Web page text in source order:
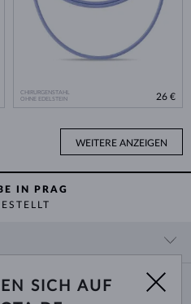
CHIRURGENSTAHL
OHNE EDELSTEIN
26 €
WEITERE ANZEIGEN
IN PRAG
SICH AUF